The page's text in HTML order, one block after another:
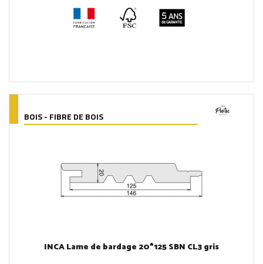
BOIS - FIBRE DE BOIS
INCA Lame de bardage 20*125 SBN CL3 gris